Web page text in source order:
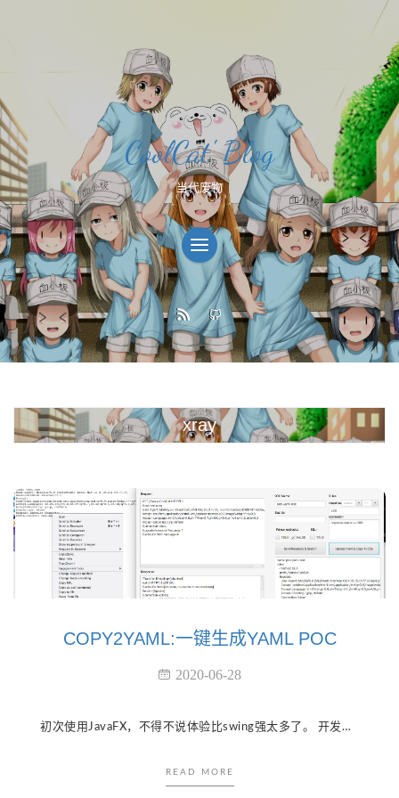
CoolCat' Blog
当代废物
xray
COPY2YAML:一键生成YAML POC
2020-06-28
初次使用JavaFX，不得不说体验比swing强太多了。 开发过程忘记了burp是swing画的GUI，调试卡了好久，难受啊。 对标xray的poc来开发的，虽然兼容但是不是写给xray用的。 写了支持终端模式，burp插件模式，在或者...
READ MORE